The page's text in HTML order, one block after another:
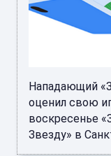
Нападающий
оценил свою
воскресенье
Звезду» в